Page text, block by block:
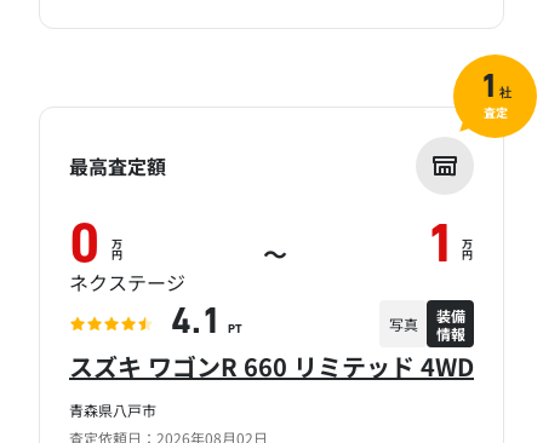
青森県八戸市
査定依頼日：2026年08月02日
スズキ ワゴンR 660 リミテッド 4WD
最高査定額
0 万
円 ～ 1 万
円
ネクステージ
4.1 PT 写真
装備
情報
1 社
査定